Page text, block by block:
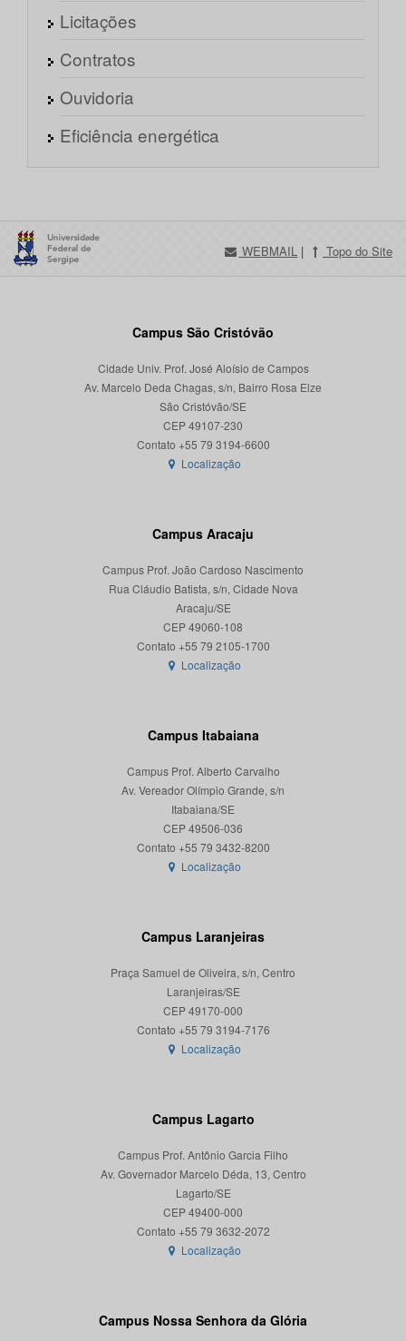
Licitações
Contratos
Ouvidoria
Eficiência energética
WEBMAIL | Topo do Site
Campus São Cristóvão
Cidade Univ. Prof. José Aloísio de Campos
Av. Marcelo Deda Chagas, s/n, Bairro Rosa Elze
São Cristóvão/SE
CEP 49107-230
Localização
Campus Aracaju
Campus Prof. João Cardoso Nascimento
Rua Cláudio Batista, s/n, Cidade Nova
Aracaju/SE
CEP 49060-108
Localização
Campus Itabaiana
Campus Prof. Alberto Carvalho
Av. Vereador Olímpio Grande, s/n
Itabaiana/SE
CEP 49506-036
Localização
Campus Laranjeiras
Praça Samuel de Oliveira, s/n, Centro
Laranjeiras/SE
CEP 49170-000
Localização
Campus Lagarto
Campus Prof. Antônio Garcia Filho
Av. Governador Marcelo Déda, 13, Centro
Lagarto/SE
CEP 49400-000
Localização
Campus Nossa Senhora da Glória